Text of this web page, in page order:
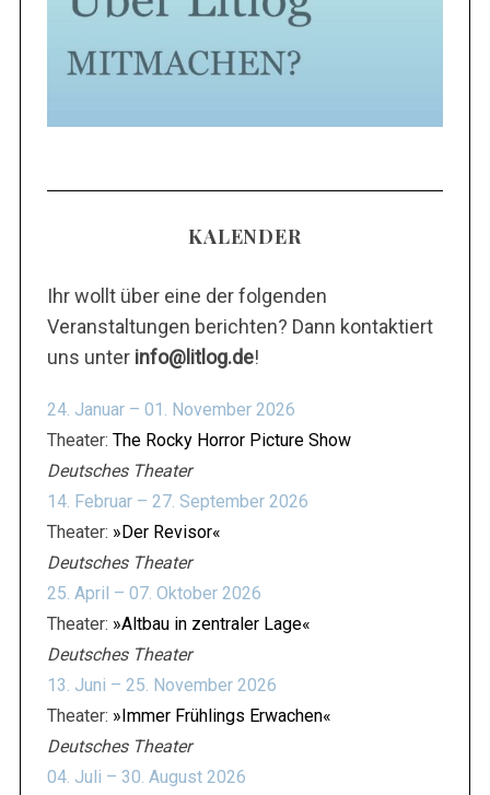
KALENDER
Ihr wollt über eine der folgenden
Veranstaltungen berichten? Dann kontaktiert
uns unter info@litlog.de!
24. Januar – 01. November 2026
Theater: The Rocky Horror Picture Show
Deutsches Theater
14. Februar – 27. September 2026
Theater: »Der Revisor«
Deutsches Theater
25. April – 07. Oktober 2026
Theater: »Altbau in zentraler Lage«
Deutsches Theater
13. Juni – 25. November 2026
Theater: »Immer Frühlings Erwachen«
Deutsches Theater
04. Juli – 30. August 2026